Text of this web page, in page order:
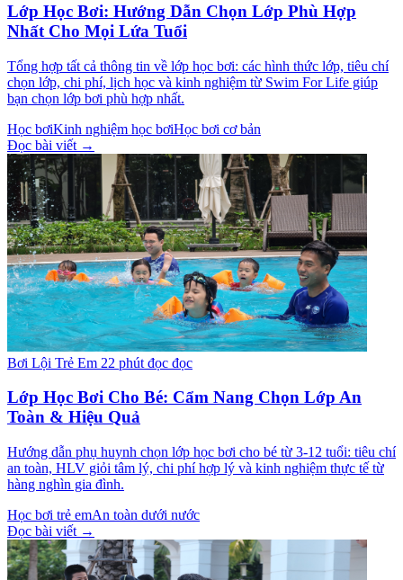
Lớp Học Bơi: Hướng Dẫn Chọn Lớp Phù Hợp
Nhất Cho Mọi Lứa Tuổi
Tổng hợp tất cả thông tin về lớp học bơi: các hình thức lớp, tiêu chí
chọn lớp, chi phí, lịch học và kinh nghiệm từ Swim For Life giúp
bạn chọn lớp bơi phù hợp nhất.
Học bơiKinh nghiệm học bơiHọc bơi cơ bản
Đọc bài viết →
Bơi Lội Trẻ Em 22 phút đọc đọc
Lớp Học Bơi Cho Bé: Cẩm Nang Chọn Lớp An
Toàn & Hiệu Quả
Hướng dẫn phụ huynh chọn lớp học bơi cho bé từ 3-12 tuổi: tiêu chí
an toàn, HLV giỏi tâm lý, chi phí hợp lý và kinh nghiệm thực tế từ
hàng nghìn gia đình.
Học bơi trẻ emAn toàn dưới nước
Đọc bài viết →